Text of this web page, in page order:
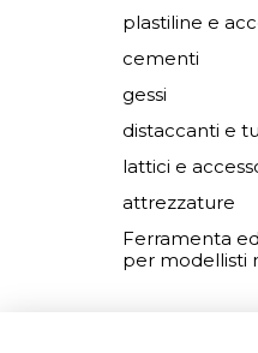
plastiline e
cementi
gessi
distaccanti e
lattici e
attrezzature
Ferramenta
per modellisti